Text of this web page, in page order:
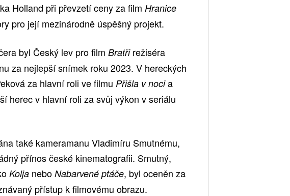
Holland při převzetí ceny za film Hranice
pro její mezinárodně úspěšný projekt.
byl Český lev pro film Bratřirežiséra
za nejlepší snímek roku 2023. V hereckých
za hlavní roli ve filmu Přišla v nocia
herec v hlavní roli za svůj výkon v seriálu
také kameramanu Vladimíru Smutnému,
přínos české kinematografii. Smutný,
Kolja nebo Nabarvené ptáče, byl oceněn za
přístup k filmovému obrazu.